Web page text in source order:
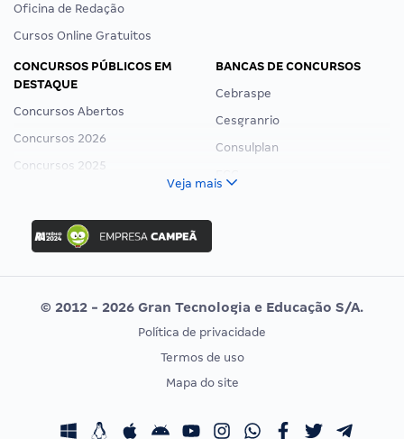
Oficina de Redação
Cursos Online Gratuitos
CONCURSOS PÚBLICOS EM
DESTAQUE
Concursos Abertos
Concursos 2026
Concursos 2025
Concurso Nacional Unificado
Concurso Ibama
Concurso MPU
Editais publicados
BANCAS DE CONCURSOS
Cebraspe
Cesgranrio
Consulplan
Vunesp
CONCURSOS POR PROFISSÃO
Concursos Fiscais
EXAME DE ORDEM
Calendário OAB
Veja mais
© 2012 - 2026 Gran Tecnologia e Educação S/A.
Política de privacidade
Termos de uso
Mapa do site